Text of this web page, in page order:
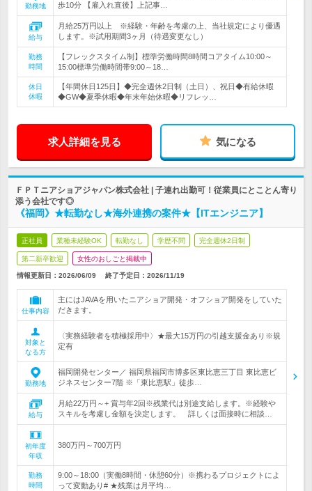
勤務地
歩10分 【雇入れ直後】上記事…
給与
月給25万円以上 ※経験・年齢を考慮の上、当社規定により優遇
します。※試用期間3ヶ月（待遇変更なし）
勤務
時間
【フレックスタイム制】標準労働時間8時間コアタイム10:00～
15:00標準労働時間帯9:00～18…
休日
休暇
【年間休日125日】◆完全週休2日制（土日）、祝日◆有給休暇
◆GW◆夏季休暇◆年末年始休暇◆リフレッ…
求人詳細を見る 気になる
ＦＰＴニアショアジャパン株式会社 | 子連れ出勤可！従業員にとことん寄り
添う会社です◎
《福岡》★転勤なし★海外連携の案件★【ITエンジニア】
正社員 業種未経験OK 転勤なし 学歴不問 完全週休2日制
第二新卒歓迎 女性のおしごと掲載中
情報更新日：2026/06/09 終了予定日： 2026/11/19
仕事内容
主にはJAVAを用いたニアショア開発・オフショア開発をしていた
だきます。
対象と
なる方
〈実務経験者を積極採用中〉★最大15万円の引越支援金あり※規
定有
勤務地
福岡開発センター／ 福岡県福岡市博多区東比恵三丁目 東比恵ビ
ジネスセンター7階 ※「東比恵駅」徒歩…
給与
月給22万円～+ 賞与年2回※残業代は別途支給します。※経験や
スキルを考慮し金額を決定します。 詳しくは面接時に相談…
初年度
年収
380万円～700万円
勤務
時間
9:00～18:00（実働8時間・休憩60分）※携わるプロジェクトによ
って変動あり# ★残業は月平均…